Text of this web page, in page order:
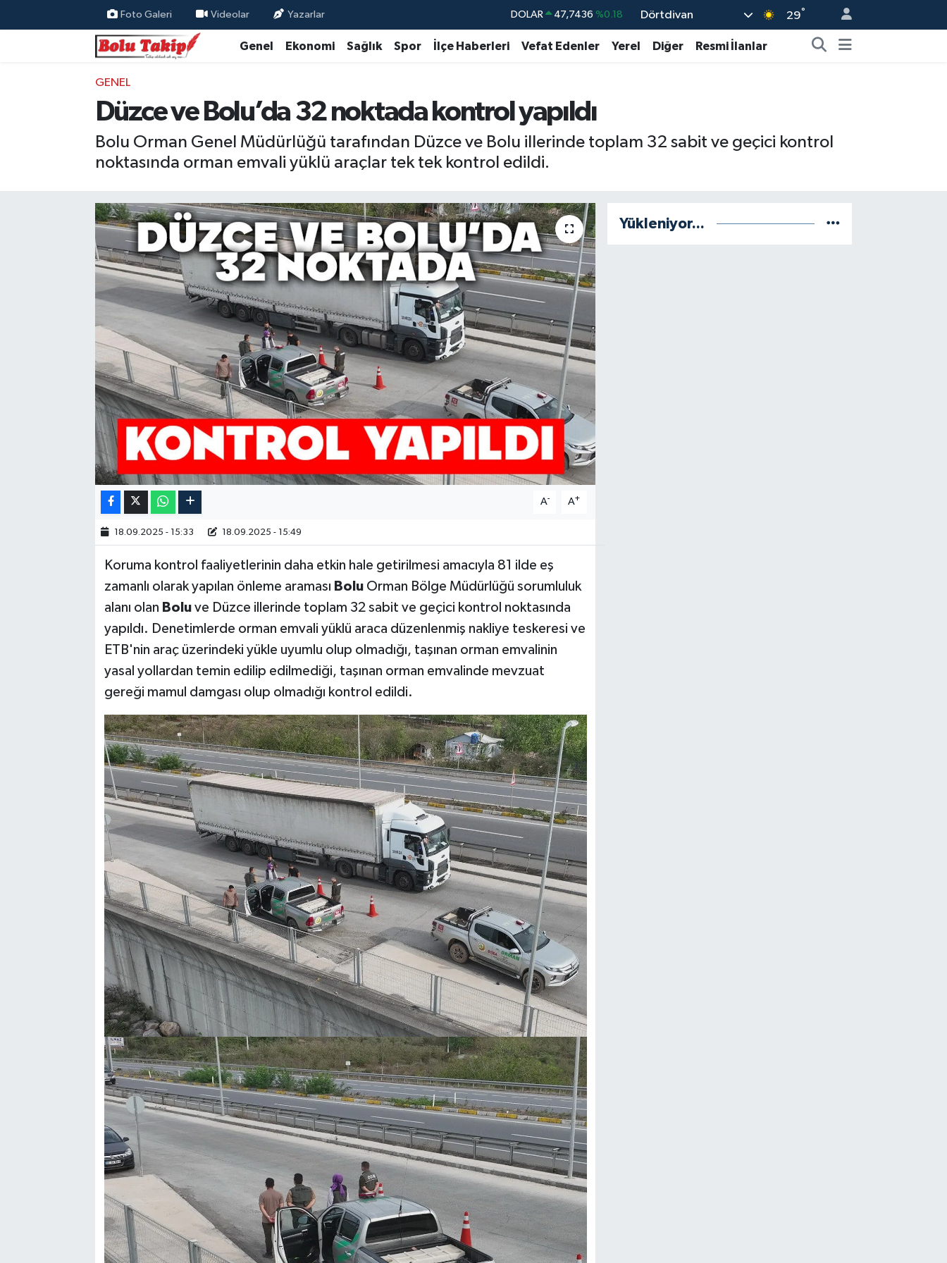
Foto Galeri Videolar Yazarlar DOLAR 47,7436 %0.18
EURO 55,2510 %0.32
BİST100 13.779
BITCOIN 64.944,08 %-0.18
Dörtdivan 29°
Genel Ekonomi Sağlık Spor İlçe Haberleri Vefat Edenler Yerel Diğer Resmi İlanlar
GENEL
Düzce ve Bolu’da 32 noktada kontrol yapıldı
Bolu Orman Genel Müdürlüğü tarafından Düzce ve Bolu illerinde toplam 32 sabit ve geçici kontrol
noktasında orman emvali yüklü araçlar tek tek kontrol edildi.
A- A+
18.09.2025 - 15:33 18.09.2025 - 15:49
Koruma kontrol faaliyetlerinin daha etkin hale getirilmesi amacıyla 81 ilde eş
zamanlı olarak yapılan önleme araması BoluOrman Bölge Müdürlüğü sorumluluk
alanı olan Boluve Düzce illerinde toplam 32 sabit ve geçici kontrol noktasında
yapıldı. Denetimlerde orman emvali yüklü araca düzenlenmiş nakliye teskeresi ve
ETB'nin araç üzerindeki yükle uyumlu olup olmadığı, taşınan orman emvalinin
yasal yollardan temin edilip edilmediği, taşınan orman emvalinde mevzuat
gereği mamul damgası olup olmadığı kontrol edildi.
Yükleniyor...